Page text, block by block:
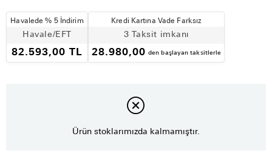
Havalede % 5 İndirim
Havale/EFT
82.593,00 TL
Kredi Kartına Vade Farksız
3 Taksit imkanı
28.980,00 den başlayan taksitlerle
Ürün stoklarımızda kalmamıştır.